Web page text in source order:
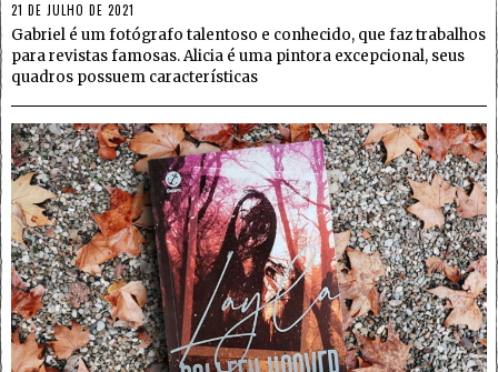
21 DE JULHO DE 2021
Gabriel é um fotógrafo talentoso e conhecido, que faz trabalhos
para revistas famosas. Alicia é uma pintora excepcional, seus
quadros possuem características